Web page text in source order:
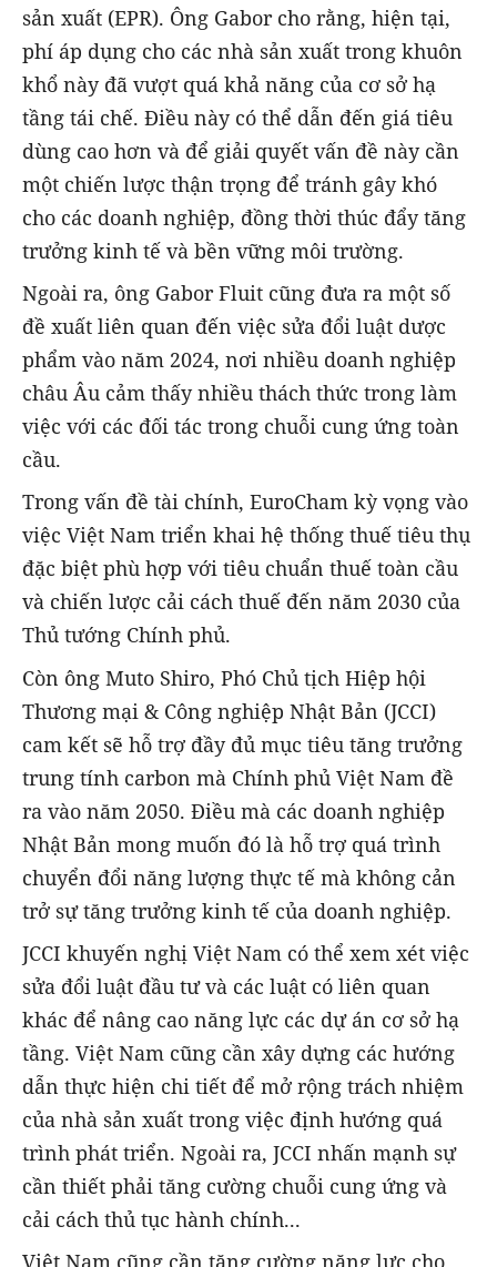
sản xuất (EPR). Ông Gabor cho rằng, hiện tại,
phí áp dụng cho các nhà sản xuất trong khuôn
khổ này đã vượt quá khả năng của cơ sở hạ
tầng tái chế. Điều này có thể dẫn đến giá tiêu
dùng cao hơn và để giải quyết vấn đề này cần
một chiến lược thận trọng để tránh gây khó
cho các doanh nghiệp, đồng thời thúc đẩy tăng
trưởng kinh tế và bền vững môi trường.
Ngoài ra, ông Gabor Fluit cũng đưa ra một số
đề xuất liên quan đến việc sửa đổi luật dược
phẩm vào năm 2024, nơi nhiều doanh nghiệp
châu Âu cảm thấy nhiều thách thức trong làm
việc với các đối tác trong chuỗi cung ứng toàn
cầu.
Trong vấn đề tài chính, EuroCham kỳ vọng vào
việc Việt Nam triển khai hệ thống thuế tiêu thụ
đặc biệt phù hợp với tiêu chuẩn thuế toàn cầu
và chiến lược cải cách thuế đến năm 2030 của
Thủ tướng Chính phủ.
Còn ông Muto Shiro, Phó Chủ tịch Hiệp hội
Thương mại & Công nghiệp Nhật Bản (JCCI)
cam kết sẽ hỗ trợ đầy đủ mục tiêu tăng trưởng
trung tính carbon mà Chính phủ Việt Nam đề
ra vào năm 2050. Điều mà các doanh nghiệp
Nhật Bản mong muốn đó là hỗ trợ quá trình
chuyển đổi năng lượng thực tế mà không cản
trở sự tăng trưởng kinh tế của doanh nghiệp.
JCCI khuyến nghị Việt Nam có thể xem xét việc
sửa đổi luật đầu tư và các luật có liên quan
khác để nâng cao năng lực các dự án cơ sở hạ
tầng. Việt Nam cũng cần xây dựng các hướng
dẫn thực hiện chi tiết để mở rộng trách nhiệm
của nhà sản xuất trong việc định hướng quá
trình phát triển. Ngoài ra, JCCI nhấn mạnh sự
cần thiết phải tăng cường chuỗi cung ứng và
cải cách thủ tục hành chính...
Việt Nam cũng cần tăng cường năng lực cho